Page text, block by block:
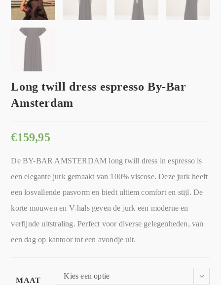
Long twill dress espresso By-Bar
Amsterdam
€159,95
De BY-BAR AMSTERDAM long twill dress in espresso is
een elegante jurk gemaakt van 100% viscose. Deze jurk heeft
een losvallende pasvorm en biedt ultiem comfort en stijl. De
korte mouwen en V-hals geven de jurk een moderne en
verfijnde uitstraling. Perfect voor diverse gelegenheden, van
een dag op kantoor tot een avondje uit.
MAAT
Kies een optie